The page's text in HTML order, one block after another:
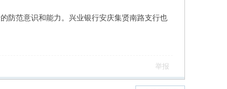
防范意识和能力。兴业银行安庆集贤南路支行也
举报